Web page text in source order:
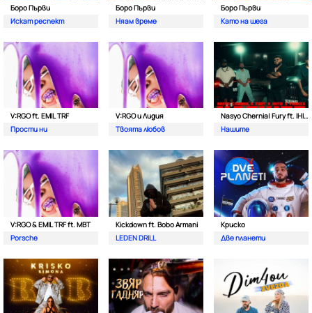
Боро Първи
Искат респект
Боро Първи
Няам време
Боро Първи
Като на шега
V:RGO ft. EMIL TRF
Прости ни
V:RGO и Лидия
Твоята любов
Nasyo Chernia| Fury ft. IHITO & Pameca
Нашите
V:RGO & EMIL TRF ft. MBT
Porsche
Kickdown ft. Bobo Armani
LEDEN DRILL
Криско
Две планети